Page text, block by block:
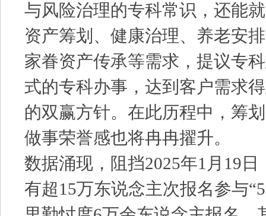
与风险治理的专科常识，还能
资产筹划、健康治理、养老安
家眷资产传承等需求，提议专
式的专科办事，达到客户需求
的双赢方针。在此历程中，筹
做事荣誉感也将冉冉擢升。
数据涌现，阻挡2025年1月19
有超15万东说念主次报名参与